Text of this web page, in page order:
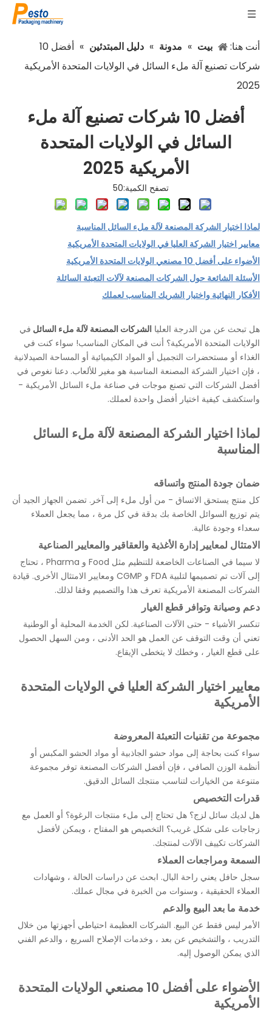
أنت هنا: بيت » مدونة » دليل المبتدئين »
أفضل 10
شركات تصنيع آلة ملء السائل في الولايات المتحدة الأمريكية
2025
أفضل 10 شركات تصنيع آلة ملء
السائل في الولايات المتحدة
الأمريكية 2025
تصفح الكمية:50
لماذا اختيار الشركة المصنعة لآلة ملء السائل المناسبة
معايير اختيار الشركة العليا في الولايات المتحدة الأمريكية
الأضواء على أفضل 10 مصنعي الولايات المتحدة الأمريكية
الأسئلة الشائعة حول الشركات المصنعة لآلات التعبئة السائلة
الأفكار النهائية واختيار الشريك المناسب لعملك
هل تبحث عن من الدرجة العليا الشركات المصنعة لآلة ملء السائل في
الولايات المتحدة الأمريكية؟ أنت في المكان المناسب! سواء كنت في
الغذاء أو مستحضرات التجميل أو المواد الكيميائية أو المساحة الصيدلانية
، فإن اختيار الشركة المصنعة المناسبة هو مغير للألعاب. دعنا نغوص في
أفضل الشركات التي تصنع موجات في صناعة ملء السائل الأمريكية -
واستكشف كيفية اختيار أفضل واحدة لعملك.
لماذا اختيار الشركة المصنعة لآلة ملء السائل
المناسبة
ضمان جودة المنتج واتساقه
كل منتج يستحق الاتساق - من أول ملء إلى آخر. تضمن الجهاز الجيد أن
يتم توزيع السوائل الخاصة بك بدقة في كل مرة ، مما يجعل العملاء
سعداء وجودة عالية.
الامتثال لمعايير إدارة الأغذية والعقاقير والمعايير الصناعية
لا سيما في الصناعات الخاضعة للتنظيم مثل Food و Pharma ، تحتاج
إلى آلات تم تصميمها لتلبية FDA و CGMP ومعايير الامتثال الأخرى. قيادة
الشركات المصنعة الأمريكية تعرف هذا والتصميم وفقا لذلك.
دعم وصيانة وتوافر قطع الغيار
تنكسر الأشياء - حتى الآلات الصناعية. لكن الخدمة المحلية أو الوطنية
تعني أن وقت التوقف عن العمل هو الحد الأدنى ، ومن السهل الحصول
على قطع الغيار ، وخطك لا يتخطى الإيقاع.
معايير اختيار الشركة العليا في الولايات المتحدة
الأمريكية
مجموعة من تقنيات التعبئة المعروضة
سواء كنت بحاجة إلى مواد حشو الجاذبية أو مواد الحشو المكبس أو
أنظمة الوزن الصافي ، فإن أفضل الشركات المصنعة توفر مجموعة
متنوعة من الخيارات لتناسب منتجك السائل الدقيق.
قدرات التخصيص
هل لديك سائل لزج؟ هل تحتاج إلى ملء منتجات الرغوة؟ أو العمل مع
زجاجات على شكل غريب؟ التخصيص هو المفتاح ، ويمكن لأفضل
الشركات تكييف الآلات لمنتجك.
السمعة ومراجعات العملاء
سجل حافل يعني راحة البال. ابحث عن دراسات الحالة ، وشهادات
العملاء الحقيقية ، وسنوات من الخبرة في مجال عملك.
خدمة ما بعد البيع والدعم
الأمر ليس فقط عن البيع. الشركات العظيمة احتياطي أجهزتها من خلال
التدريب ، والتشخيص عن بعد ، وخدمات الإصلاح السريع ، والدعم الفني
الذي يمكن الوصول إليه.
الأضواء على أفضل 10 مصنعي الولايات المتحدة
الأمريكية